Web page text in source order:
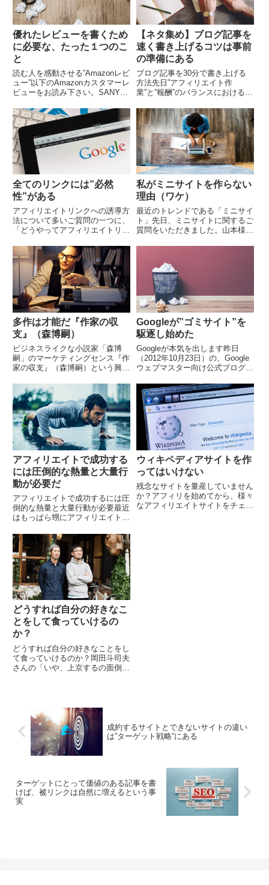
優れたレビューを書くため
に必要な、たった１つのこ
と
読む人を感動させる”Amazonレビ
ュー”以下のAmazonカスタマーレ
ビューをお読み下さい。SANYO
る。先ず、音が良い。30年数前
に数十万円を投じてサロンの一
角...
【ネタ集め】ブログ記事を
速く書き上げるコツは事前
の準備にある
ブログ記事を30分で書き上げる
方法先日”アフィリエイト作
業”と”報酬”のバランスにおける
いたですが、その中の記事執筆方
法に関してご質問をいただきまし
た。こちらがそのご質問...
全てのリンクには”必然
性”がある
アフィリエイトリンクへの誘導方
法について多いご質問の一つに、
「どうやってアフィリエイトリン
たものがあります。私はほとんど
意識したことはなかったので、誘
導方法に関する悩みが...
私がミニサイトを作らない
理由（ワケ）
最近のトレンドである「ミニサイ
ト」先日、ミニサイトに関するご
質問をいただきました。山本様は
実践されてるパワーア...
多作は才能だ『作家の収
支』（森博嗣）
ビジネスライクな小説家「森博
嗣」のマーケティングセンス『作
家の収支』（森博嗣）という興味
えました。仕事帰りにiPhoneで
購入し、Kindleで一気読みしてし
まいま...
Googleが”ゴミサイト”を
駆逐し始めた
Googleが本気を出します昨日
（2012年10月23日）の、Google
ウェブマスター向け公式ブログを
アフィリエイター必見の記事で
す。 まだ見ていない人は、今す
ぐ見て下...
アフィリエイトで成功する
には圧倒的な熱量と大量行
動が必要だ
アフィリエイトで成功するには圧
倒的な熱量と大量行動が必要最近
はもっぱら甥にアフィリエイトを
三者にレクチャーしながら感じた
ことがあります。アフィリエイト
を軌道に乗せるには、...
ウィキペディアサイトを作
ってはいけない
残念なサイトを量産していません
か？アフィリを始めてから、様々
なアフィリエイトサイトをチェッ
どうすれば自分の好きなこ
とをして食っていけるの
か？
どうすれば自分の好きなことをし
て食っていけるのか？岡田斗司夫
さんの「いや、上京するの面倒く
元の方が楽だよね:...
成約するサイトとできないサイトの違い
は”ターゲット戦略”にある
ターゲットにとって価値のある記事を書
けば、被リンクは自然に増えるという事
実